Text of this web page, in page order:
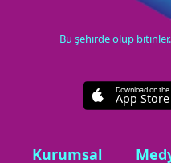
Bu şehirde olup
Download on the
App Store
Kurumsal